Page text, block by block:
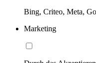
Bing, Criteo, Meta,
Marketing